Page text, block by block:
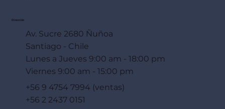
Dirección
Av. Sucre 2680 Ñuñoa
Santiago - Chile
Lunes a Jueves 9:00 am - 18:00 pm
Viernes 9:00 am - 15:00 pm
+56 9 4754 7994 (ventas)
+56 2 2437 0151